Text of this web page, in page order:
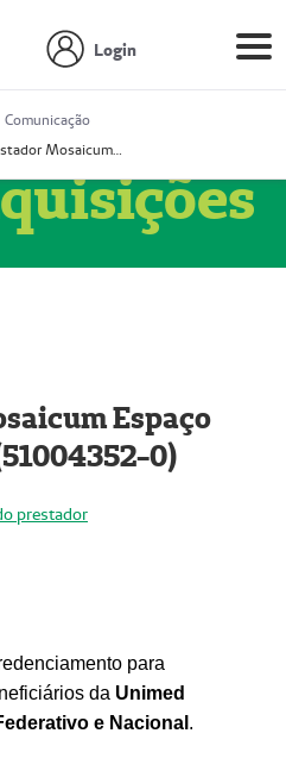
Login
Comunicação
Prestador Mosaicum Espaço Clínico Ltda (51004352-0)
Espaço
0)
prestador
para
da Unimed
e Nacional .